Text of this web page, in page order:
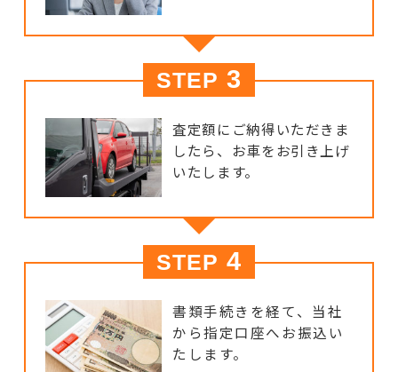
STEP 3
査定額にご納得いただきま
したら、お車をお引き上げ
いたします。
STEP 4
書類手続きを経て、当社
から指定口座へお振込い
たします。